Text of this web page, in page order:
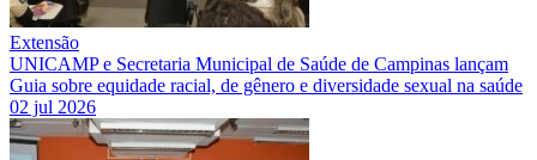
Extensão
UNICAMP e Secretaria Municipal de Saúde de Campinas lançam
Guia sobre equidade racial, de gênero e diversidade sexual na saúde
02 jul 2026